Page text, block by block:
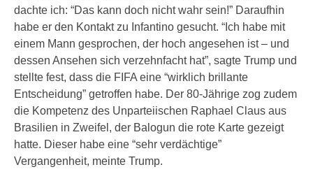
dachte ich: “Das kann doch nicht wahr sein!” Daraufhin
habe er den Kontakt zu Infantino gesucht. “Ich habe mit
einem Mann gesprochen, der hoch angesehen ist – und
dessen Ansehen sich verzehnfacht hat”, sagte Trump und
stellte fest, dass die FIFA eine “wirklich brillante
Entscheidung” getroffen habe. Der 80-Jährige zog zudem
die Kompetenz des Unparteiischen Raphael Claus aus
Brasilien in Zweifel, der Balogun die rote Karte gezeigt
hatte. Dieser habe eine “sehr verdächtige”
Vergangenheit, meinte Trump.